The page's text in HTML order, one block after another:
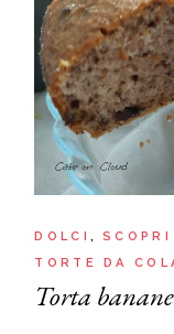
DOLCI
TORTE DA
Torta